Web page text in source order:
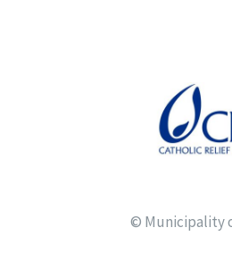
© Municipality